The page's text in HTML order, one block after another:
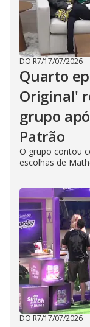
DO R7/17/07/2026
Quarto
Original'
grupo
Patrão
O grupo contou
escolhas de
DO R7/17/07/2026